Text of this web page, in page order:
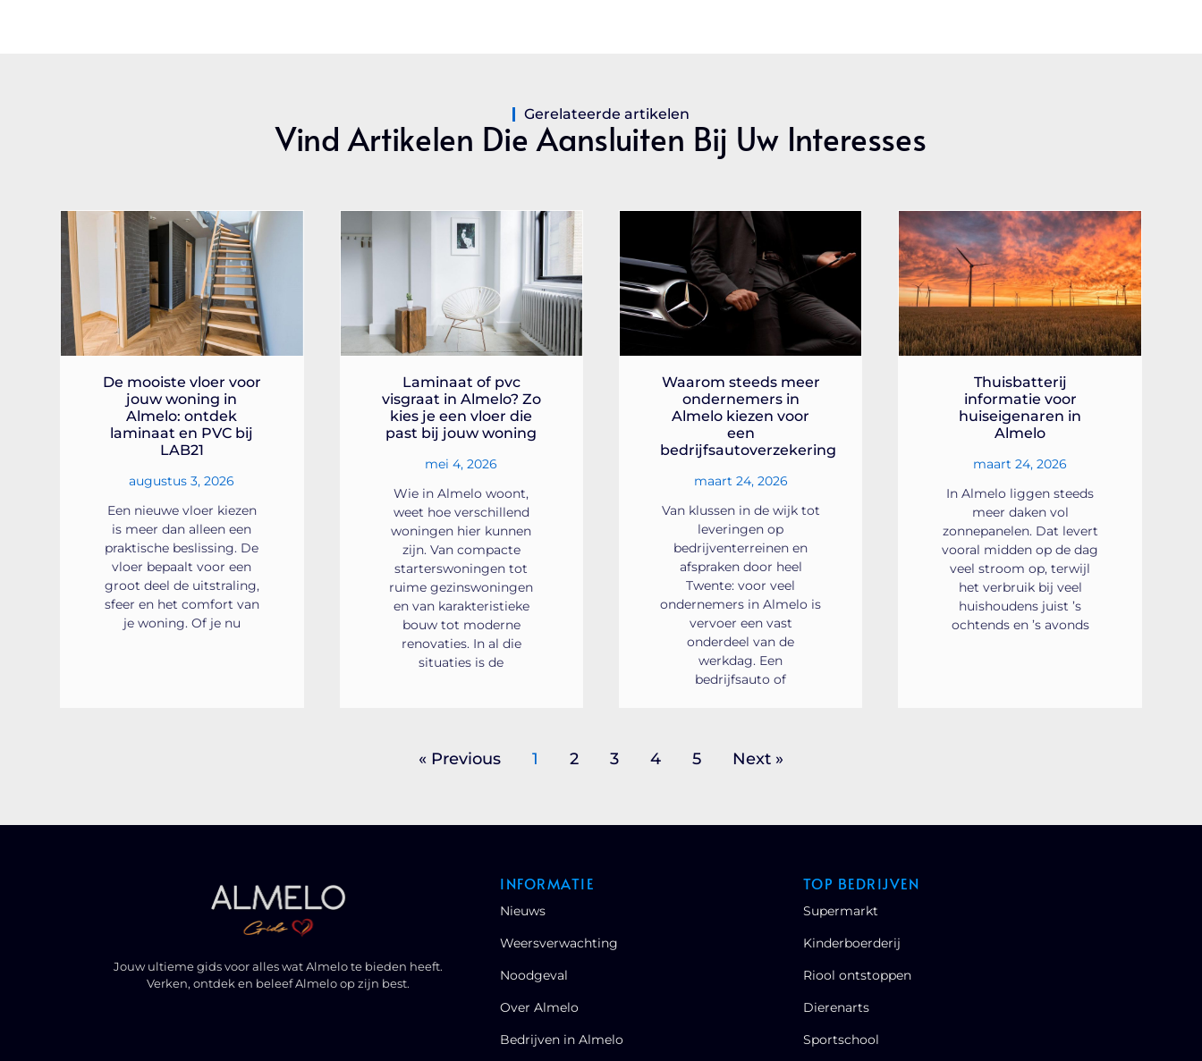
Gerelateerde artikelen
Vind Artikelen Die Aansluiten Bij Uw Interesses
De mooiste vloer voor
jouw woning in
Almelo: ontdek
laminaat en PVC bij
LAB21
augustus 3, 2026
Een nieuwe vloer kiezen
is meer dan alleen een
praktische beslissing. De
vloer bepaalt voor een
groot deel de uitstraling,
sfeer en het comfort van
je woning. Of je nu
Laminaat of pvc
visgraat in Almelo? Zo
kies je een vloer die
past bij jouw woning
mei 4, 2026
Wie in Almelo woont,
weet hoe verschillend
woningen hier kunnen
zijn. Van compacte
starterswoningen tot
ruime gezinswoningen
en van karakteristieke
bouw tot moderne
renovaties. In al die
situaties is de
Waarom steeds meer
ondernemers in
Almelo kiezen voor
een
bedrijfsautoverzekering
maart 24, 2026
Van klussen in de wijk tot
leveringen op
bedrijventerreinen en
afspraken door heel
Twente: voor veel
ondernemers in Almelo is
vervoer een vast
onderdeel van de
werkdag. Een
bedrijfsauto of
Thuisbatterij
informatie voor
huiseigenaren in
Almelo
maart 24, 2026
In Almelo liggen steeds
meer daken vol
zonnepanelen. Dat levert
vooral midden op de dag
veel stroom op, terwijl
het verbruik bij veel
huishoudens juist ’s
ochtends en ’s avonds
« Previous 1 2 3 4 5 Next »
Jouw ultieme gids voor alles wat Almelo te bieden heeft.
Verken, ontdek en beleef Almelo op zijn best.
INFORMATIE
Nieuws
Weersverwachting
Noodgeval
Over Almelo
Bedrijven in Almelo
TOP BEDRIJVEN
Supermarkt
Kinderboerderij
Riool ontstoppen
Dierenarts
Sportschool